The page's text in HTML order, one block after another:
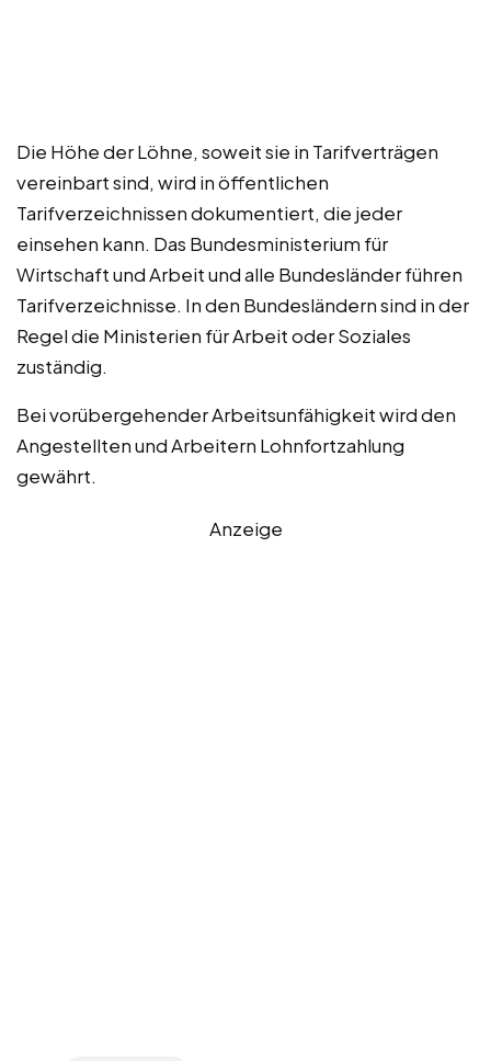
Die Höhe der Löhne, soweit sie in Tarifverträgen
vereinbart sind, wird in öffentlichen
Tarifverzeichnissen dokumentiert, die jeder
einsehen kann. Das Bundesministerium für
Wirtschaft und Arbeit und alle Bundesländer führen
Tarifverzeichnisse. In den Bundesländern sind in der
Regel die Ministerien für Arbeit oder Soziales
zuständig.
Bei vorübergehender Arbeitsunfähigkeit wird den
Angestellten und Arbeitern Lohnfortzahlung
gewährt.
Anzeige